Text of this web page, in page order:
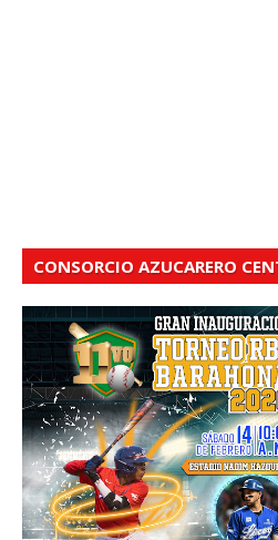
CONSORCIO AZUCARERO